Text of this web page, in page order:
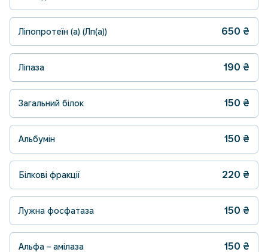
Ліпопротеїн (а) (Лп(а)) 650 ₴
Ліпаза 190 ₴
Загальний білок 150 ₴
Альбумін 150 ₴
Білкові фракції 220 ₴
Лужна фосфатаза 150 ₴
Альфа – амілаза 150 ₴